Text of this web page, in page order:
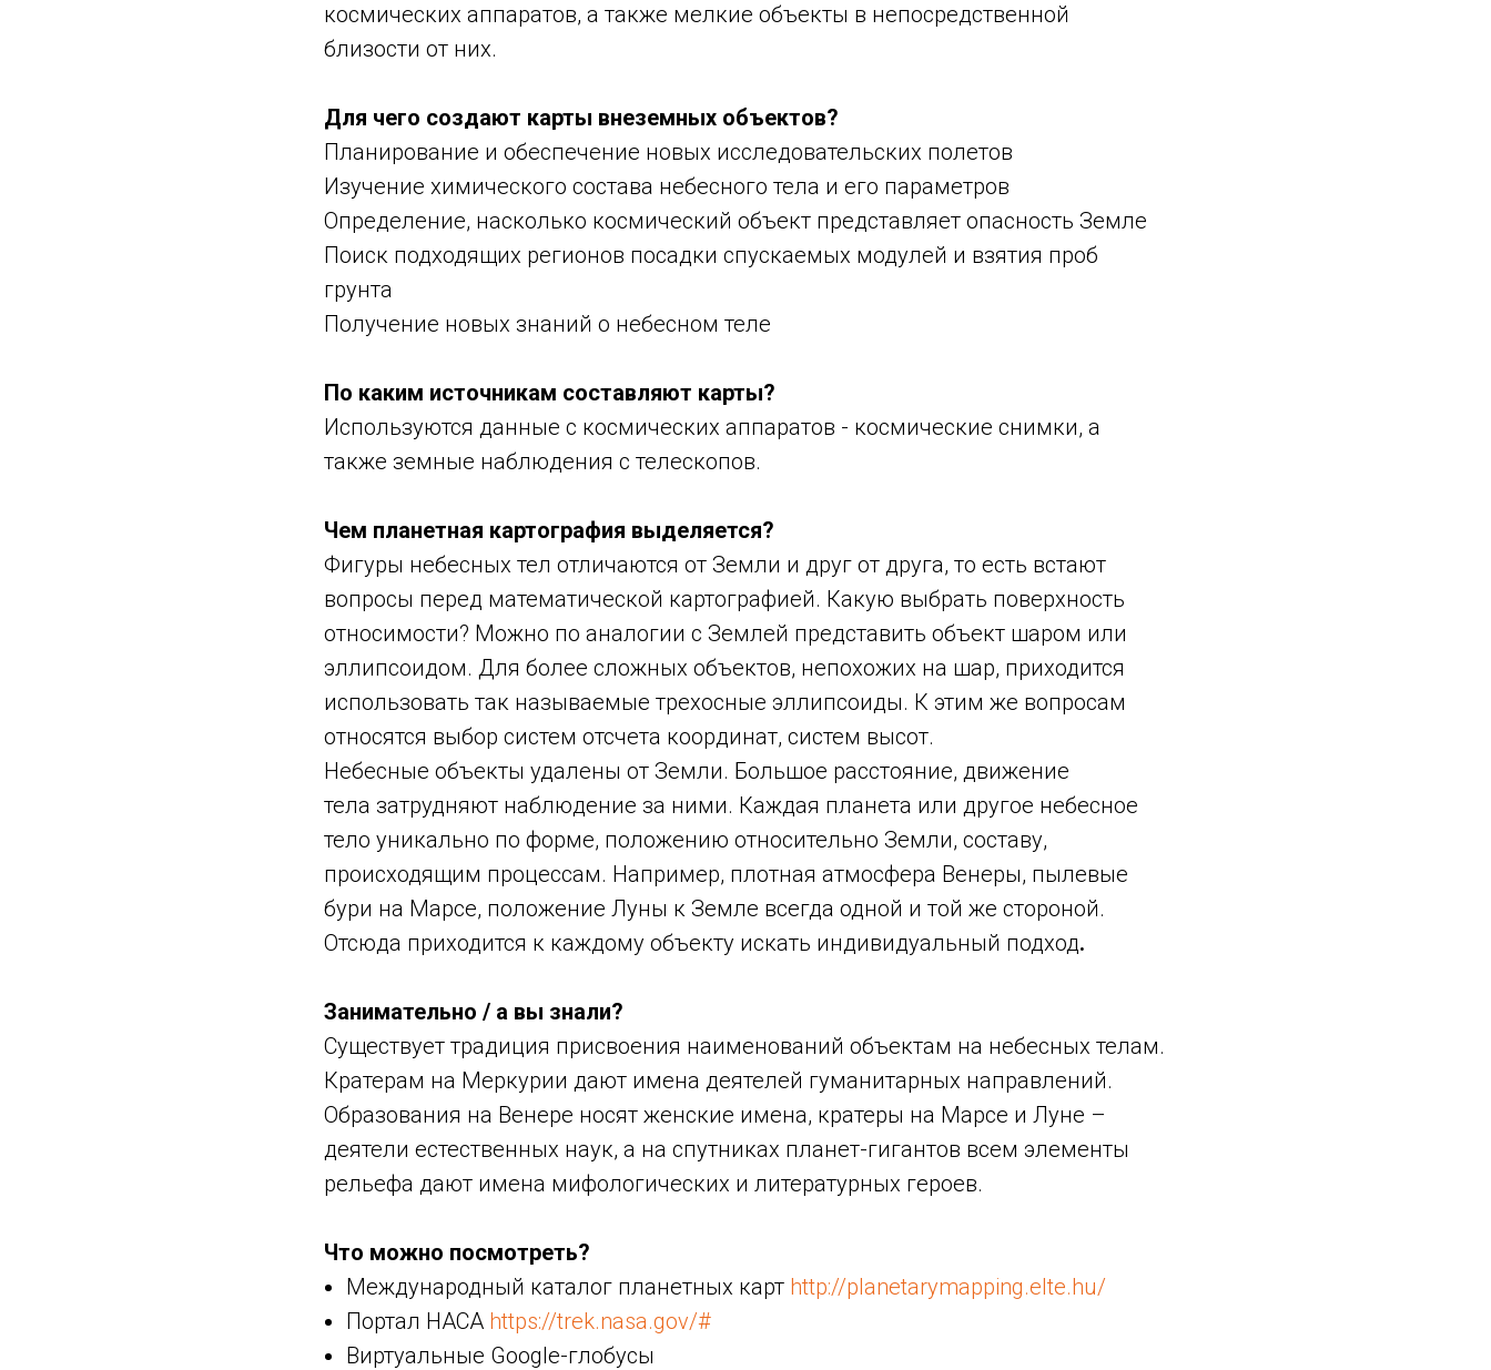
космических аппаратов, а также мелкие объекты в непосредственной
близости от них.
Для чего создают карты внеземных объектов?
Планирование и обеспечение новых исследовательских полетов
Изучение химического состава небесного тела и его параметров
Определение, насколько космический объект представляет опасность Земле
Поиск подходящих регионов посадки спускаемых модулей и взятия проб
грунта
Получение новых знаний о небесном теле
По каким источникам составляют карты?
Используются данные с космических аппаратов - космические снимки, а
также земные наблюдения с телескопов.
Чем планетная картография выделяется?
Фигуры небесных тел отличаются от Земли и друг от друга, то есть встают
вопросы перед математической картографией. Какую выбрать поверхность
относимости? Можно по аналогии с Землей представить объект шаром или
эллипсоидом. Для более сложных объектов, непохожих на шар, приходится
использовать так называемые трехосные эллипсоиды. К этим же вопросам
относятся выбор систем отсчета координат, систем высот.
Небесные объекты удалены от Земли. Большое расстояние, движение
тела затрудняют наблюдение за ними. Каждая планета или другое небесное
тело уникально по форме, положению относительно Земли, составу,
происходящим процессам. Например, плотная атмосфера Венеры, пылевые
бури на Марсе, положение Луны к Земле всегда одной и той же стороной.
Отсюда приходится к каждому объекту искать индивидуальный подход.
Занимательно / а вы знали?
Существует традиция присвоения наименований объектам на небесных телам.
Кратерам на Меркурии дают имена деятелей гуманитарных направлений.
Образования на Венере носят женские имена, кратеры на Марсе и Луне –
деятели естественных наук, а на спутниках планет-гигантов всем элементы
рельефа дают имена мифологических и литературных героев.
Что можно посмотреть?
Международный каталог планетных карт http://planetarymapping.elte.hu/
Портал НАСА https://trek.nasa.gov/#
Виртуальные Google-глобусы